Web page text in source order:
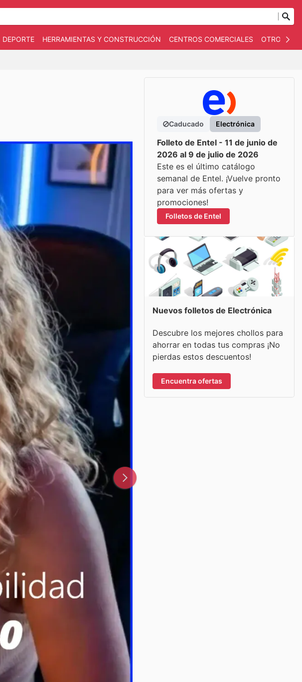
DEPORTE HERRAMIENTAS Y CONSTRUCCIÓN CENTROS COMERCIALES OTROS
Caducado Electrónica
Folleto de Entel - 11 de junio de
2026 al 9 de julio de 2026
Este es el último catálogo
semanal de Entel. ¡Vuelve pronto
para ver más ofertas y
promociones!
Folletos de Entel
Nuevos folletos de Electrónica
Descubre los mejores chollos para
ahorrar en todas tus compras ¡No
pierdas estos descuentos!
Encuentra ofertas